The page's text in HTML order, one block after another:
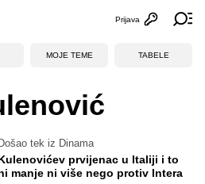
Otvori
Prijava
MOJE TEME TABELE
Došao tek iz Dinama
prvijenac u Italiji i to
manje ni više nego protiv Intera